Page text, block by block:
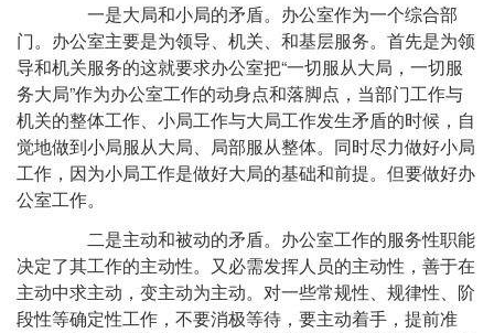
一是大局和小局的矛盾。办公室作为一个综合部
门。办公室主要是为领导、机关、和基层服务。首先是为领
导和机关服务的这就要求办公室把“一切服从大局，一切服
务大局”作为办公室工作的动身点和落脚点，当部门工作与
机关的整体工作、小局工作与大局工作发生矛盾的时候，自
觉地做到小局服从大局、局部服从整体。同时尽力做好小局
工作，因为小局工作是做好大局的基础和前提。但要做好办
公室工作。
二是主动和被动的矛盾。办公室工作的服务性职能
决定了其工作的主动性。又必需发挥人员的主动性，善于在
主动中求主动，变主动为主动。对一些常规性、规律性、阶
段性等确定性工作，不要消极等待，要主动着手，提前准